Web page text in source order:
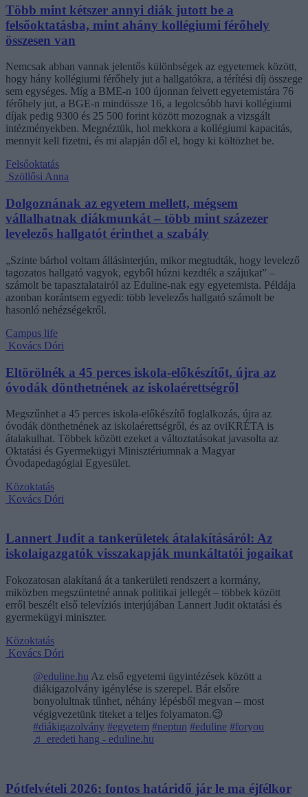
Több mint kétszer annyi diák jutott be a
felsőoktatásba, mint ahány kollégiumi férőhely
összesen van
Nemcsak abban vannak jelentős különbségek az egyetemek között,
hogy hány kollégiumi férőhely jut a hallgatókra, a térítési díj összege
sem egységes. Míg a BME-n 100 újonnan felvett egyetemistára 76
férőhely jut, a BGE-n mindössze 16, a legolcsóbb havi kollégiumi
díjak pedig 9300 és 25 500 forint között mozognak a vizsgált
intézményekben. Megnéztük, hol mekkora a kollégiumi kapacitás,
mennyit kell fizetni, és mi alapján dől el, hogy ki költözhet be.
Felsőoktatás
Szöllősi Anna
Dolgoznának az egyetem mellett, mégsem
vállalhatnak diákmunkát – több mint százezer
levelezős hallgatót érinthet a szabály
„Szinte bárhol voltam állásinterjún, mikor megtudták, hogy levelező
tagozatos hallgató vagyok, egyből húzni kezdték a szájukat” –
számolt be tapasztalatairól az Eduline-nak egy egyetemista. Példája
azonban korántsem egyedi: több levelezős hallgató számolt be
hasonló nehézségekről.
Campus life
Kovács Dóri
Eltörölnék a 45 perces iskola-előkészítőt, újra az
óvodák dönthetnének az iskolaérettségről
Megszűnhet a 45 perces iskola-előkészítő foglalkozás, újra az
óvodák dönthetnének az iskolaérettségről, és az oviKRÉTA is
átalakulhat. Többek között ezeket a változtatásokat javasolta az
Oktatási és Gyermekügyi Minisztériumnak a Magyar
Óvodapedagógiai Egyesület.
Közoktatás
Kovács Dóri
Lannert Judit a tankerületek átalakításáról: Az
iskolaigazgatók visszakapják munkáltatói jogaikat
Fokozatosan alakítaná át a tankerületi rendszert a kormány,
miközben megszüntetné annak politikai jellegét – többek között
erről beszélt első televíziós interjújában Lannert Judit oktatási és
gyermekügyi miniszter.
Közoktatás
Kovács Dóri
@eduline.hu Az első egyetemi ügyintézések között a
diákigazolvány igénylése is szerepel. Bár elsőre
bonyolultnak tűnhet, néhány lépésből megvan – most
végigvezetünk titeket a teljes folyamaton.😉
#diákigazolvány #egyetem #neptun #eduline #foryou
♬ eredeti hang - eduline.hu
Pótfelvételi 2026: fontos határidő jár le ma éjfélkor